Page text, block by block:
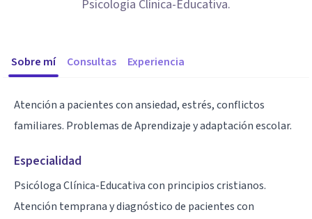
Psicología Clínica-Educativa.
Sobre mí Consultas Experiencia
Atención a pacientes con ansiedad, estrés, conflictos
familiares. Problemas de Aprendizaje y adaptación escolar.
Especialidad
Psicóloga Clínica-Educativa con principios cristianos.
Atención temprana y diagnóstico de pacientes con